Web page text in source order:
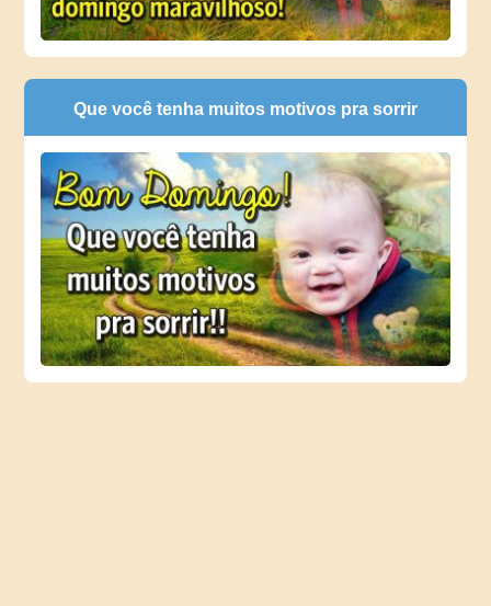
Que você tenha muitos motivos pra sorrir